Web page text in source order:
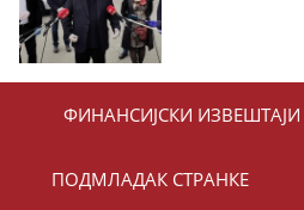
ФИНАНСИЈСКИ ИЗВЕШТАЈИ
ПОДМЛАДАК СТРАНКЕ